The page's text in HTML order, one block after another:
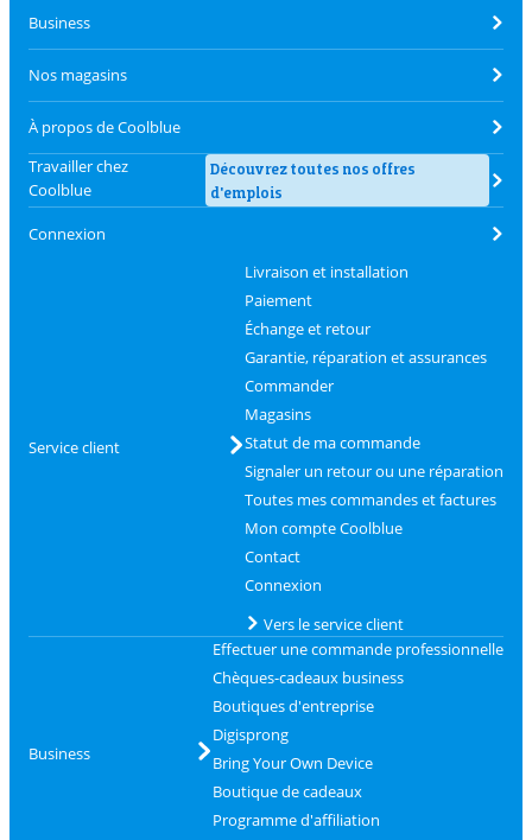
Business
Nos magasins
À propos de Coolblue
Travailler chez
Coolblue
Découvrez toutes nos offres
d'emplois
Connexion
Service client
Livraison et installation
Paiement
Échange et retour
Garantie, réparation et assurances
Commander
Magasins
Statut de ma commande
Signaler un retour ou une réparation
Toutes mes commandes et factures
Mon compte Coolblue
Contact
Connexion
Vers le service client
Business
Effectuer une commande professionnelle
Chèques-cadeaux business
Boutiques d'entreprise
Digisprong
Bring Your Own Device
Boutique de cadeaux
Programme d'affiliation